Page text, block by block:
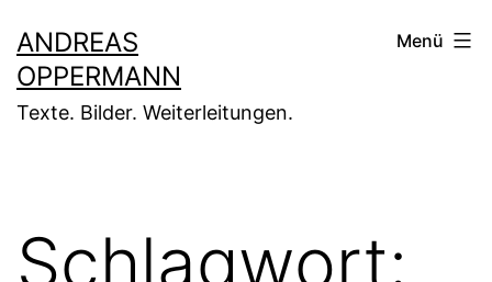
Inhalt
springen
ANDREAS
OPPERMANN
Texte. Bilder. Weiterleitungen.
Menü
Schlagwort: